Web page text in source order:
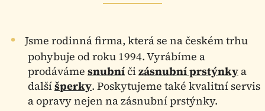
Jsme rodinná firma, která se na českém trhu
pohybuje od roku 1994. Vyrábíme a
prodáváme snubníčizásnubní prstýnky a
dalšíšperky. Poskytujeme také kvalitní servis
a opravy nejen na zásnubní prstýnky.